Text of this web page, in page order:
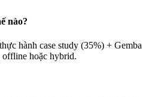
nào?
hành case study (35%) + Gemba
hoặc hybrid.